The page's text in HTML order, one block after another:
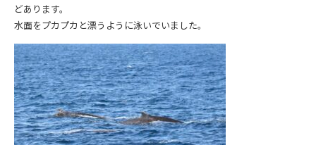
どあります。
水面をプカプカと漂うように泳いでいました。